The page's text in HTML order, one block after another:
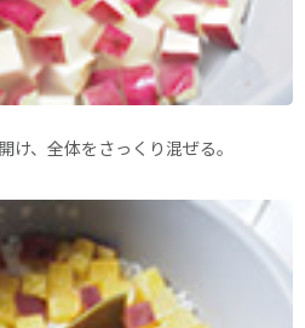
け、全体をさっくり混ぜる。